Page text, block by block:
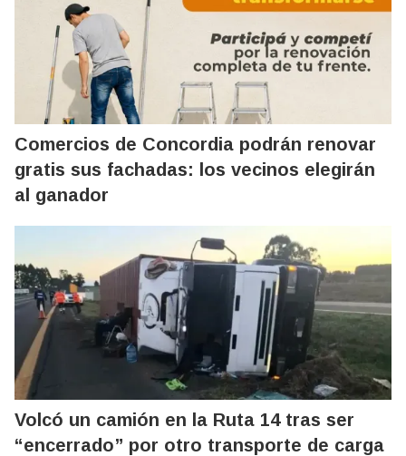
Comercios de Concordia podrán renovar
gratis sus fachadas: los vecinos elegirán
al ganador
Volcó un camión en la Ruta 14 tras ser
“encerrado” por otro transporte de carga